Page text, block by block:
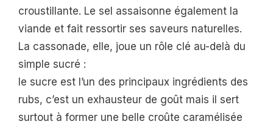
croustillante. Le sel assaisonne également la
viande et fait ressortir ses saveurs naturelles.
La cassonade, elle, joue un rôle clé au-delà du
simple sucré :
le sucre est l’un des principaux ingrédients des
rubs, c’est un exhausteur de goût mais il sert
surtout à former une belle croûte caramélisée